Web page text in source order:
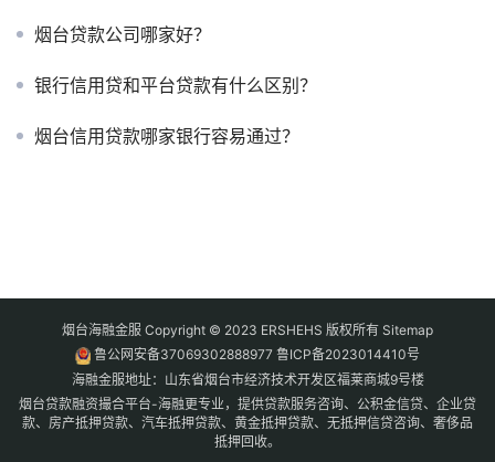
烟台贷款公司哪家好？
银行信用贷和平台贷款有什么区别？
烟台信用贷款哪家银行容易通过？
烟台海融金服 Copyright © 2023 ERSHEHS 版权所有 Sitemap
鲁公网安备37069302888977 鲁ICP备2023014410号
海融金服地址：山东省烟台市经济技术开发区福莱商城9号楼
烟台贷款融资撮合平台-海融更专业，提供贷款服务咨询、公积金信贷、企业贷
款、房产抵押贷款、汽车抵押贷款、黄金抵押贷款、无抵押信贷咨询、奢侈品
抵押回收。